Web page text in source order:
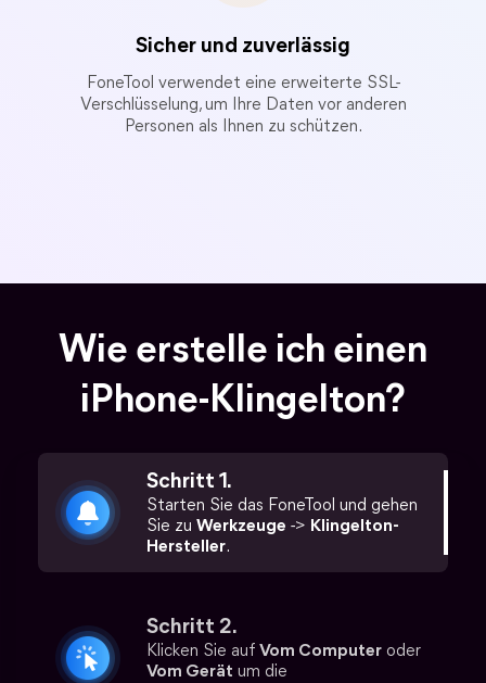
Sicher und zuverlässig
FoneTool verwendet eine erweiterte SSL-
Verschlüsselung, um Ihre Daten vor anderen
Personen als Ihnen zu schützen.
Wie erstelle ich einen
iPhone-Klingelton?
Schritt 1.
Starten Sie das FoneTool und gehen
Sie zu Werkzeuge -> Klingelton-
Hersteller.
Schritt 2.
Klicken Sie auf Vom Computer oder
Vom Gerät um die